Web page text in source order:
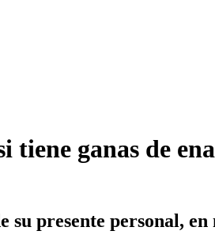
tiene ganas de
su presente personal,